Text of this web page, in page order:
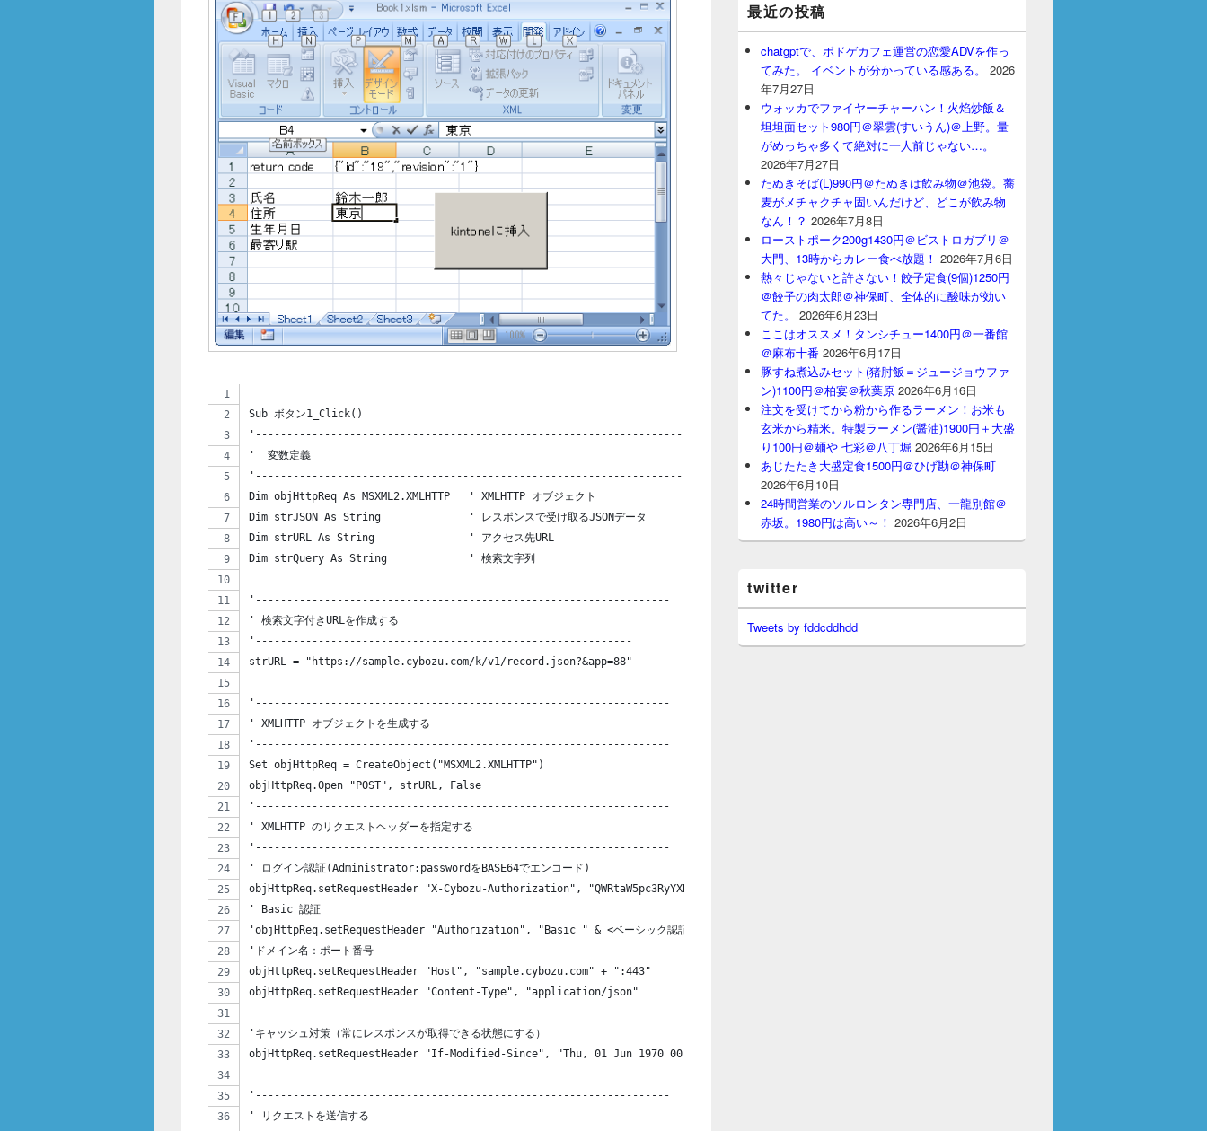
Sub ボタン1_Click()
'--------------------------------------------------------------------
'  変数定義
'--------------------------------------------------------------------
Dim objHttpReq As MSXML2.XMLHTTP   ' XMLHTTP オブジェクト
Dim strJSON As String              ' レスポンスで受け取るJSONデータ
Dim strURL As String               ' アクセス先URL
Dim strQuery As String             ' 検索文字列
'------------------------------------------------------------------
' 検索文字付きURLを作成する
'------------------------------------------------------------
strURL = "https://sample.cybozu.com/k/v1/record.json?&app=88"
'------------------------------------------------------------------
' XMLHTTP オブジェクトを生成する
'------------------------------------------------------------------
Set objHttpReq = CreateObject("MSXML2.XMLHTTP")
objHttpReq.Open "POST", strURL, False
'------------------------------------------------------------------
' XMLHTTP のリクエストヘッダーを指定する
'------------------------------------------------------------------
' ログイン認証(Administrator:passwordをBASE64でエンコード)
objHttpReq.setRequestHeader "X-Cybozu-Authorization", "QWRtaW5pc3RyYXRvcjpwYXNzd29yZA=="
' Basic 認証
'objHttpReq.setRequestHeader "Authorization", "Basic " & <ベーシック認証情報>
'ドメイン名：ポート番号
objHttpReq.setRequestHeader "Host", "sample.cybozu.com" + ":443"
objHttpReq.setRequestHeader "Content-Type", "application/json"
'キャッシュ対策（常にレスポンスが取得できる状態にする）
objHttpReq.setRequestHeader "If-Modified-Since", "Thu, 01 Jun 1970 00:00:00 GMT"
'------------------------------------------------------------------
' リクエストを送信する
最近の投稿
chatgptで、ボドゲカフェ運営の恋愛ADVを作っ
てみた。 イベントが分かっている感ある。
2026
年7月27日
ウォッカでファイヤーチャーハン！火焰炒飯＆
坦坦面セット980円＠翠雲(すいうん)＠上野。量
がめっちゃ多くて絶対に一人前じゃない…。
2026年7月27日
たぬきそば(L)990円＠たぬきは飲み物＠池袋。蕎
麦がメチャクチャ固いんだけど、どこが飲み物
なん！？ 2026年7月8日
ローストポーク200g1430円＠ビストロガブリ＠
大門、13時からカレー食べ放題！ 2026年7月6日
熱々じゃないと許さない！餃子定食(9個)1250円
＠餃子の肉太郎＠神保町、全体的に酸味が効い
てた。
2026年6月23日
ここはオススメ！タンシチュー1400円＠一番館
＠麻布十番 2026年6月17日
豚すね煮込みセット(猪肘飯＝ジュージョウファ
ン)1100円＠柏宴＠秋葉原 2026年6月16日
注文を受けてから粉から作るラーメン！お米も
玄米から精米。特製ラーメン(醤油)1900円＋大盛
り100円＠麺や 七彩＠八丁堀 2026年6月15日
あじたたき大盛定食1500円＠ひげ勘＠神保町
2026年6月10日
24時間営業のソルロンタン専門店、一龍別館＠
赤坂。1980円は高い～！ 2026年6月2日
twitter
Tweets by fddcddhdd